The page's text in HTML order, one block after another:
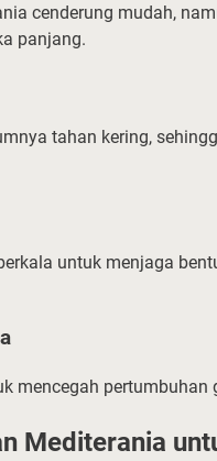
cenderung mudah,
panjang.
tahan kering,
untuk menjaga
mencegah
Mediterania